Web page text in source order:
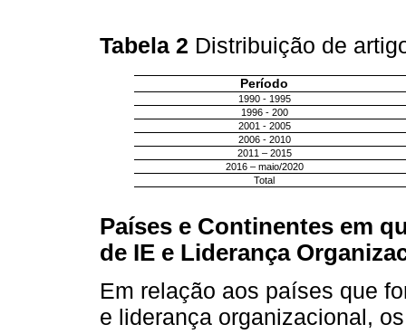
Tabela 2 Distribuição de
Período
1990 - 1995
1996 - 200
2001 - 2005
2006 - 2010
2011 – 2015
2016 – maio/2020
Total
Países e Continentes em
de IE e Liderança
Em relação aos países que
e liderança organizacional,